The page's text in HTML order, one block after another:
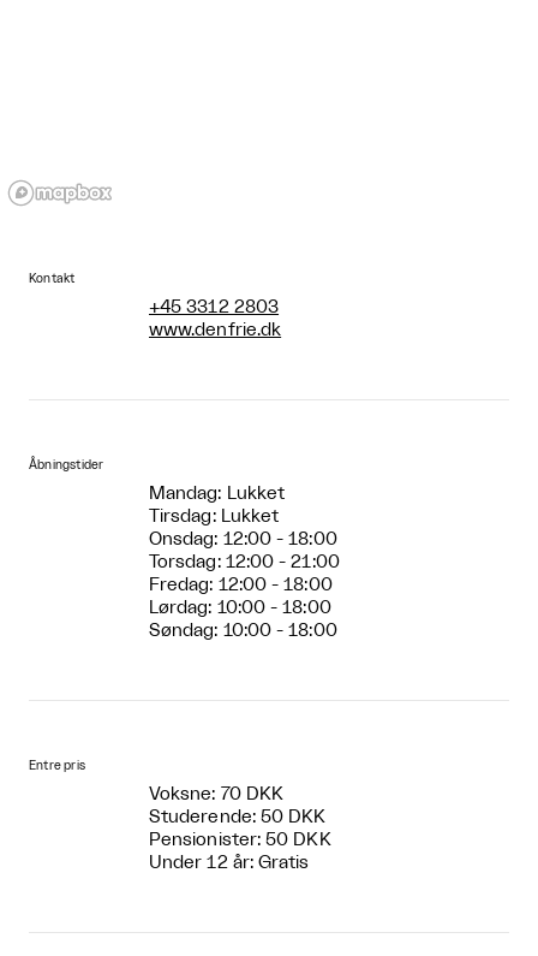
Kontakt
+45 3312 2803
www.denfrie.dk
Åbningstider
Mandag: Lukket
Tirsdag: Lukket
Onsdag: 12:00 - 18:00
Torsdag: 12:00 - 21:00
Fredag: 12:00 - 18:00
Lørdag: 10:00 - 18:00
Søndag: 10:00 - 18:00
Entre pris
Voksne: 70 DKK
Studerende: 50 DKK
Pensionister: 50 DKK
Under 12 år: Gratis